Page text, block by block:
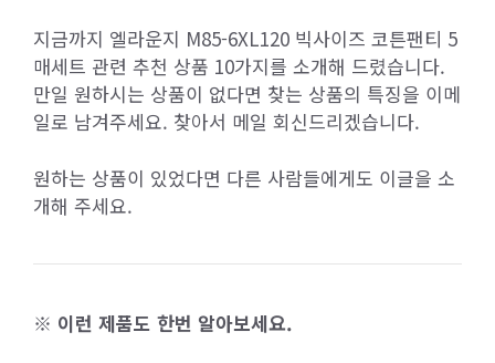
지금까지 엘라운지 M85-6XL120 빅사이즈 코튼팬티 5
매세트 관련 추천 상품 10가지를 소개해 드렸습니다.
만일 원하시는 상품이 없다면 찾는 상품의 특징을 이메
일로 남겨주세요. 찾아서 메일 회신드리겠습니다.
원하는 상품이 있었다면 다른 사람들에게도 이글을 소
개해 주세요.
※ 이런 제품도 한번 알아보세요.